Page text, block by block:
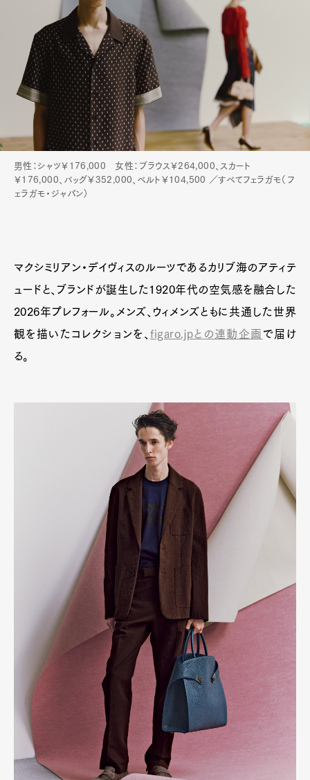
男性：シャツ￥176,000 女性：ブラウス￥264,000、スカート
￥176,000、バッグ￥352,000、ベルト￥104,500 ／すべてフェラガモ（フ
ェラガモ・ジャパン）
マクシミリアン・デイヴィスのルーツであるカリブ海のアティテ
ュードと、ブランドが誕生した1920年代の空気感を融合した
2026年プレフォール。メンズ、ウィメンズともに共通した世界
観を描いたコレクションを、figaro.jpとの連動企画 で届け
る。